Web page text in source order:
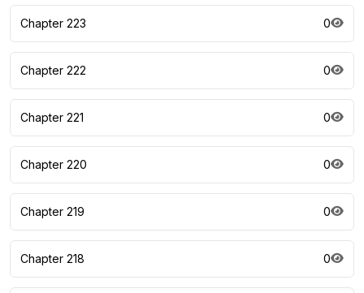
Chapter 223 0
Chapter 222 0
Chapter 221 0
Chapter 220 0
Chapter 219 0
Chapter 218 0